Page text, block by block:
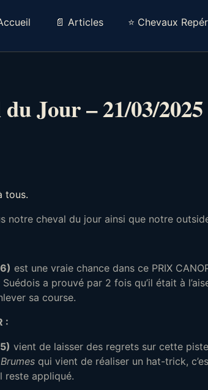
📄 Articles ⭐ Chevaux
Jour – 21/03/2025
tous.
notre cheval du jour ainsi que notre
est une vraie chance dans ce PRIX
a prouvé par 2 fois qu’il était à
sa course.
:
vient de laisser des regrets sur cette
qui vient de réaliser un hat-trick,
reste appliqué.